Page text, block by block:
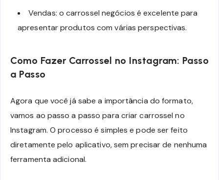
Vendas: o carrossel negócios é excelente para
apresentar produtos com várias perspectivas.
Como Fazer Carrossel no Instagram: Passo
a Passo
Agora que você já sabe a importância do formato,
vamos ao passo a passo para criar carrossel no
Instagram. O processo é simples e pode ser feito
diretamente pelo aplicativo, sem precisar de nenhuma
ferramenta adicional.